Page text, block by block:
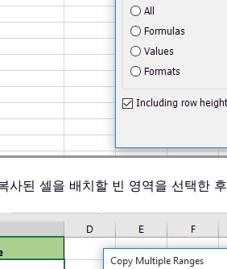
사된 셀을 배치할 빈 영역을 선택한 후